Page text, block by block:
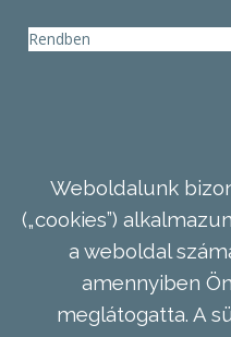
Rendben
Weboldalunk
(„cookies”)
a weboldal
amennyiben
meglátogatta. A